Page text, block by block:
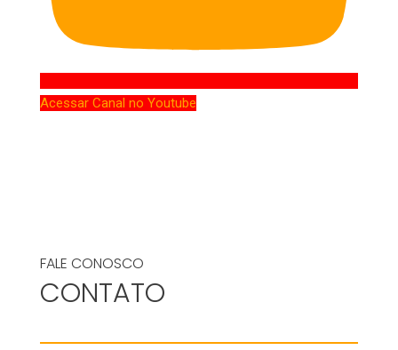
Acessar Canal no Youtube
FALE CONOSCO
CONTATO